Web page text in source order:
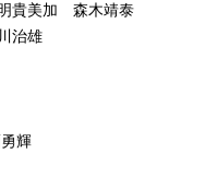
貴美加 森木靖泰
治雄
輝